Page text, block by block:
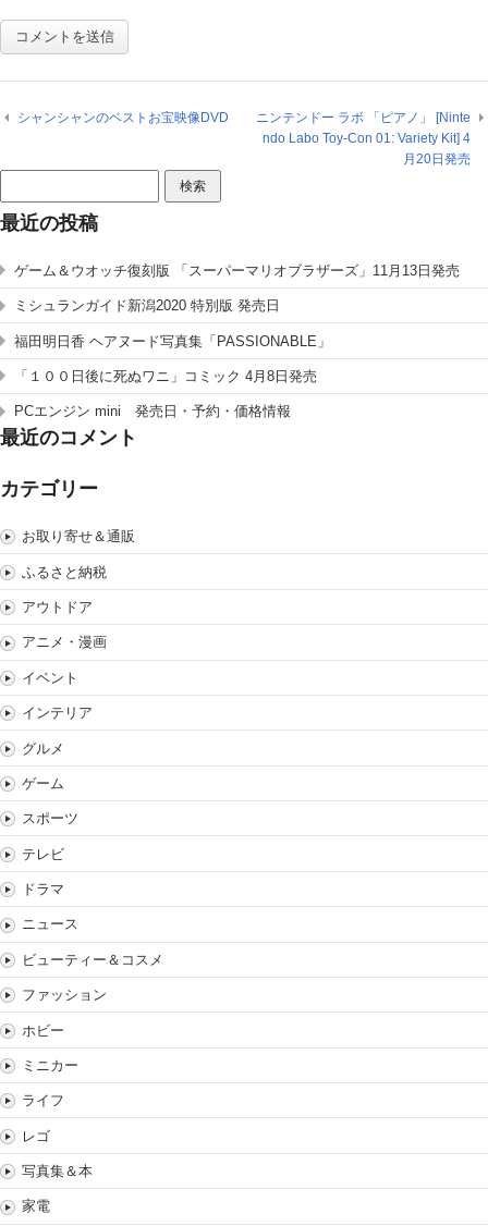
シャンシャンのベストお宝映像DVD
ニンテンドー ラボ 「ピアノ」 [Ninte
ndo Labo Toy-Con 01: Variety Kit] 4
月20日発売
索:
最近の投稿
ゲーム＆ウオッチ復刻版 「スーパーマリオブラザーズ」11月13日発売
ミシュランガイド新潟2020 特別版 発売日
福田明日香 ヘアヌード写真集「PASSIONABLE」
「１００日後に死ぬワニ」コミック 4月8日発売
PCエンジン mini 発売日・予約・価格情報
最近のコメント
カテゴリー
お取り寄せ＆通販
ふるさと納税
アウトドア
アニメ・漫画
イベント
インテリア
グルメ
ゲーム
スポーツ
テレビ
ドラマ
ニュース
ビューティー＆コスメ
ファッション
ホビー
ミニカー
ライフ
レゴ
写真集＆本
家電